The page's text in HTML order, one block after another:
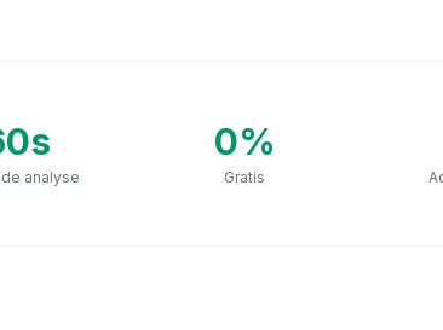
analyse
0%
Gratis